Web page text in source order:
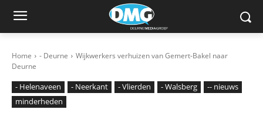
Home - Deurne
Wijkwerkers verhuizen van Gemert-Bakel naar
Deurne
- Helenaveen - Neerkant - Vlierden - Walsberg
-- nieuws
minderheden